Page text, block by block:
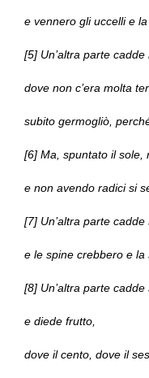
e vennero gli uccelli e la
[5] Un’altra parte cadde
dove non c’era molta
subito germogliò,
[6] Ma, spuntato il sole,
e non avendo radici si
[7] Un’altra parte cadde
e le spine crebbero e la
[8] Un’altra parte
e diede frutto,
dove il cento, dove il